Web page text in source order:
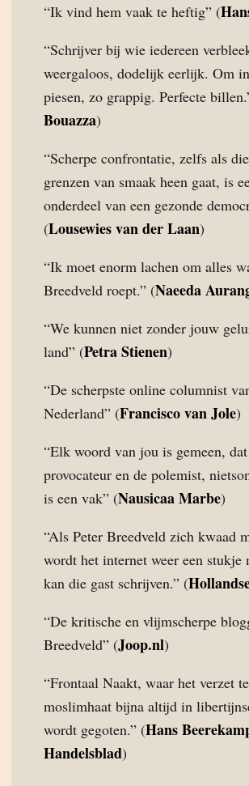
“Ik vind hem vaak te heftig” (
“Schrijver bij wie iedereen
weergaloos, dodelijk eerlijk. Om
piesen, zo grappig. Perfecte
Bouazza)
“Scherpe confrontatie, zelfs als
grenzen van smaak heen gaat, is
onderdeel van een gezonde
(Lousewies van der Laan)
“Ik moet enorm lachen om alles
Breedveld roept.” (Naeeda
“We kunnen niet zonder jouw
land” (Petra Stienen)
“De scherpste online columnist
Nederland” (Francisco van Jole)
“Elk woord van jou is gemeen,
provocateur en de polemist,
is een vak” (Nausicaa Marbe)
“Als Peter Breedveld zich kwaad
wordt het internet weer een stukje
kan die gast schrijven.” (
“De kritische en vlijmscherpe
Breedveld” (Joop.nl)
“Frontaal Naakt, waar het verzet
moslimhaat bijna altijd in
wordt gegoten.” (Hans
Handelsblad)